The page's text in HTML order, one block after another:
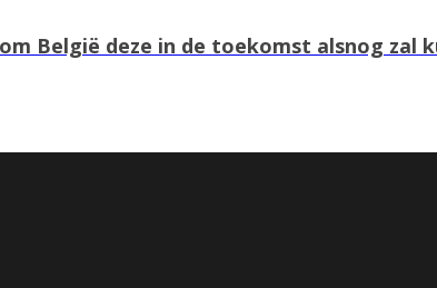
België deze in de toekomst alsnog zal